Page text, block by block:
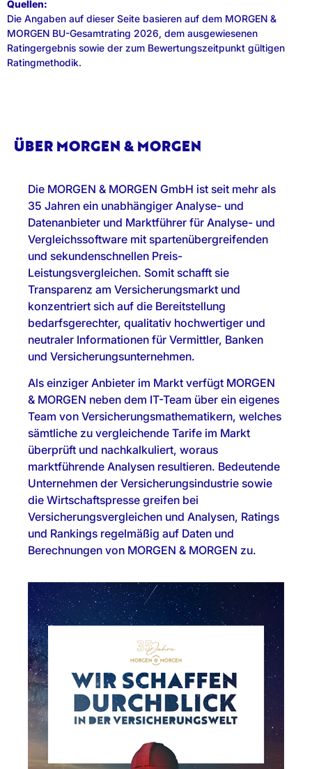
Quellen:
Die Angaben auf dieser Seite basieren auf dem MORGEN &
MORGEN BU-Gesamtrating 2026, dem ausgewiesenen
Ratingergebnis sowie der zum Bewertungszeitpunkt gültigen
Ratingmethodik.
ÜBER MORGEN & MORGEN
Die MORGEN & MORGEN GmbH ist seit mehr als
35 Jahren ein unabhängiger Analyse- und
Datenanbieter und Marktführer für Analyse- und
Vergleichssoftware mit spartenübergreifenden
und sekundenschnellen Preis-
Leistungsvergleichen. Somit schafft sie
Transparenz am Versicherungsmarkt und
konzentriert sich auf die Bereitstellung
bedarfsgerechter, qualitativ hochwertiger und
neutraler Informationen für Vermittler, Banken
und Versicherungsunternehmen.
Als einziger Anbieter im Markt verfügt MORGEN
& MORGEN neben dem IT-Team über ein eigenes
Team von Versicherungsmathematikern, welches
sämtliche zu vergleichende Tarife im Markt
überprüft und nachkalkuliert, woraus
marktführende Analysen resultieren. Bedeutende
Unternehmen der Versicherungsindustrie sowie
die Wirtschaftspresse greifen bei
Versicherungsvergleichen und Analysen, Ratings
und Rankings regelmäßig auf Daten und
Berechnungen von MORGEN & MORGEN zu.